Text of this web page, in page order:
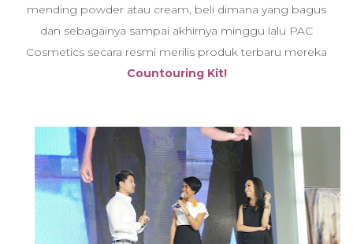
mending powder atau cream, beli dimana yang bagus
dan sebagainya sampai akhirnya minggu lalu PAC
Cosmetics secara resmi merilis produk terbaru mereka
Countouring Kit!